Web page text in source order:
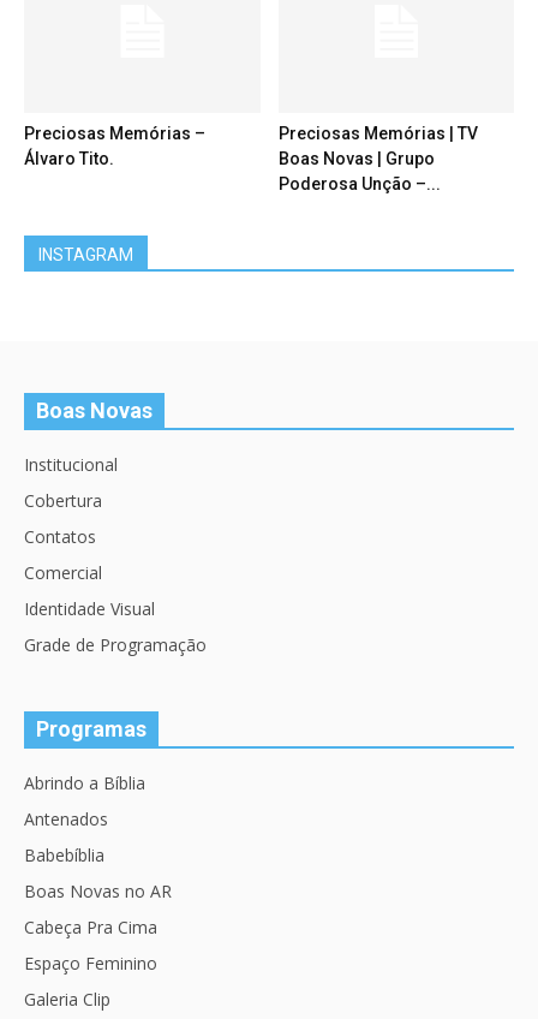
Preciosas Memórias –
Álvaro Tito.
Preciosas Memórias | TV
Boas Novas | Grupo
Poderosa Unção –...
INSTAGRAM
Boas Novas
Institucional
Cobertura
Contatos
Comercial
Identidade Visual
Grade de Programação
Programas
Abrindo a Bíblia
Antenados
Babebíblia
Boas Novas no AR
Cabeça Pra Cima
Espaço Feminino
Galeria Clip